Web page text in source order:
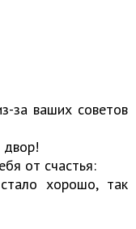
за ваших советов
двор!
от счастья:
хорошо, так